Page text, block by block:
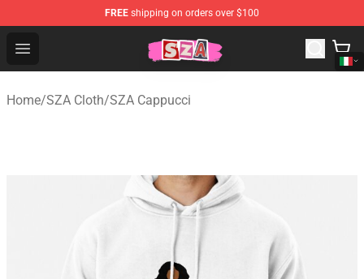
FREE shipping on orders over $100
Open menu
SZA Shop - Official SZA Merchandise Store
Home/SZA Cloth/SZA Cappucci